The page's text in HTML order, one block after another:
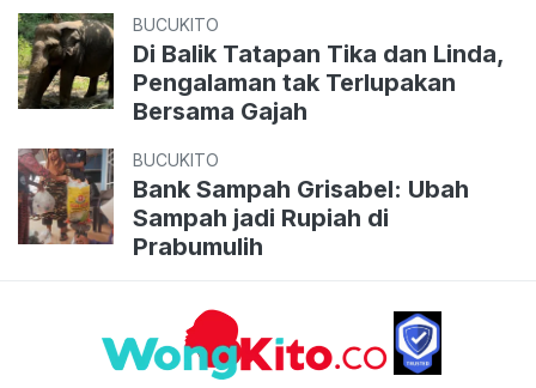
BUCUKITO
Di Balik Tatapan Tika dan Linda,
Pengalaman tak Terlupakan
Bersama Gajah
BUCUKITO
Bank Sampah Grisabel: Ubah
Sampah jadi Rupiah di
Prabumulih